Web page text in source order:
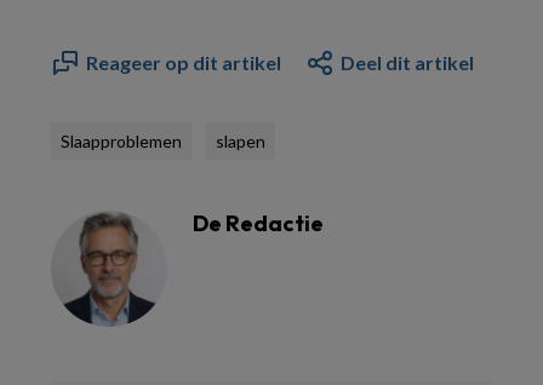
Reageer op dit artikel Deel dit artikel
Slaapproblemen slapen
De Redactie